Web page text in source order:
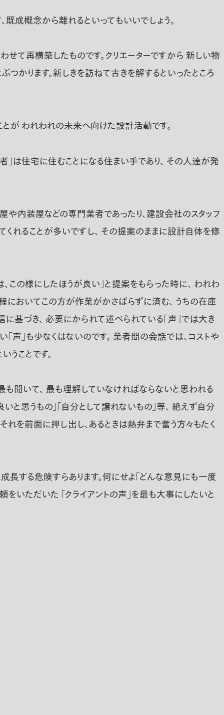
成概念から離れるといってもいいでしょう。
て再構築したものです。クリエーターですから 新しい物
かります。新しきを訪ねて古きを解するといったところ
が われわれの未来へ向けた設計活動です。
は住宅に住むことになる住まい手であり、 その人達が発
や内装屋などの専門業者であったり、建設会社のスタッフ
くれることが多いですし、 その提案のままに設計自体を修
この様にしたほうが良い」と提案をもらった時に、 われわ
においてこの方が作業がかさばらずに済む、 うちの在庫
づき、 必要にかられて述べられている「声」では大き
声」も少なくはないのです。 業者間の会話では、コストや
ことです。
も聞いて、 最も理解していなければならないと思われる
と思うもの」「自分として譲れないもの」等、 絶えず自分
を前面に押し出し、あるときは熱弁まで奮う方々もたく
長する危険すらあります。何にせよ「どんな意見にも一度
いただいた 「クライアントの声」を最も大事にしたいと